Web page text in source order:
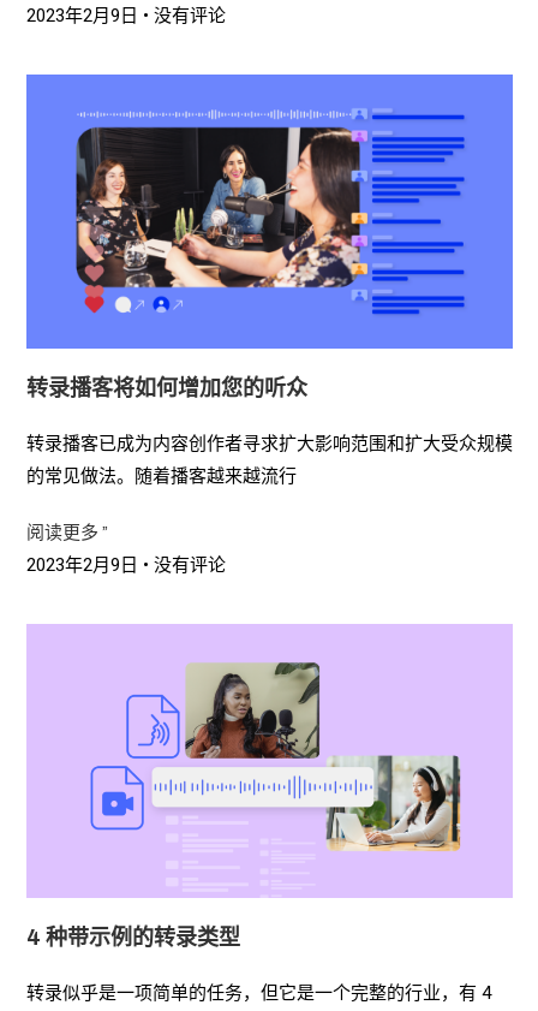
2023年2月9日 没有评论
转录播客将如何增加您的听众
转录播客已成为内容创作者寻求扩大影响范围和扩大受众规模
的常见做法。随着播客越来越流行
阅读更多 ”
2023年2月9日 没有评论
4 种带示例的转录类型
转录似乎是一项简单的任务，但它是一个完整的行业，有 4